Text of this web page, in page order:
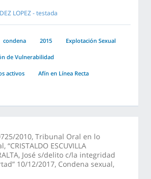
LOPEZ - testada
condena 2015 Explotación Sexual
de Vulnerabilidad
activos Afín en Línea Recta
2010, Tribunal Oral en lo
ESCUVILLA
José s/delito c/la integridad
10/12/2017, Condena sexual,